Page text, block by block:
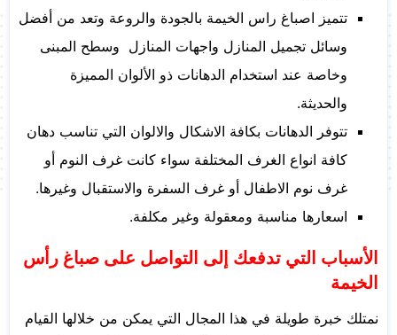
تتميز اصباغ راس الخيمة بالجودة والروعة وتعد من أفضل
وسائل تجميل المنازل واجهات المنازل وسطح المبنى
وخاصة عند استخدام الدهانات ذو الألوان المميزة
والحديثة.
تتوفر الدهانات بكافة الاشكال والالوان التي تناسب دهان
كافة انواع الغرف المختلفة سواء كانت غرف النوم أو
غرف نوم الاطفال أو غرف السفرة والاستقبال وغيرها.
اسعارها مناسبة ومعقولة وغير مكلفة.
الأسباب التي تدفعك إلى التواصل على صباغ رأس
الخيمة
نمتلك خبرة طويلة في هذا المجال التي يمكن من خلالها القيام